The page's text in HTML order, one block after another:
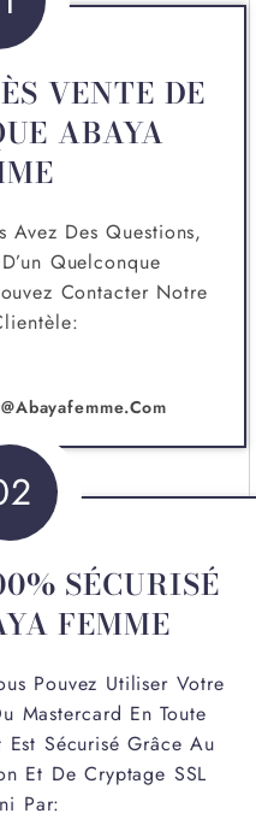
VENTE DE
ABAYA
Avez Des Questions,
Quelconque
Contacter Notre
SÉCURISÉ
FEMME
Pouvez Utiliser Votre
Mastercard En Toute
Sécurisé Grâce Au
Et De Cryptage SSL
Par: